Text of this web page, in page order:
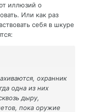
иллюзий о
Или как раз
себя в шкуре
охранник
одна из них
дыру,
пока оружие